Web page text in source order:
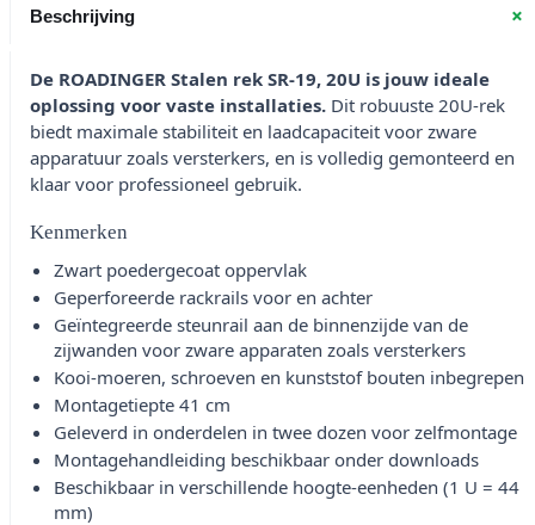
Beschrijving +
De ROADINGER Stalen rek SR-19, 20U is jouw ideale
oplossing voor vaste installaties. Dit robuuste 20U-rek
biedt maximale stabiliteit en laadcapaciteit voor zware
apparatuur zoals versterkers, en is volledig gemonteerd en
klaar voor professioneel gebruik.
Kenmerken
Zwart poedergecoat oppervlak
Geperforeerde rackrails voor en achter
Geïntegreerde steunrail aan de binnenzijde van de
zijwanden voor zware apparaten zoals versterkers
Kooi-moeren, schroeven en kunststof bouten inbegrepen
Montagetiepte 41 cm
Geleverd in onderdelen in twee dozen voor zelfmontage
Montagehandleiding beschikbaar onder downloads
Beschikbaar in verschillende hoogte-eenheden (1 U = 44
mm)